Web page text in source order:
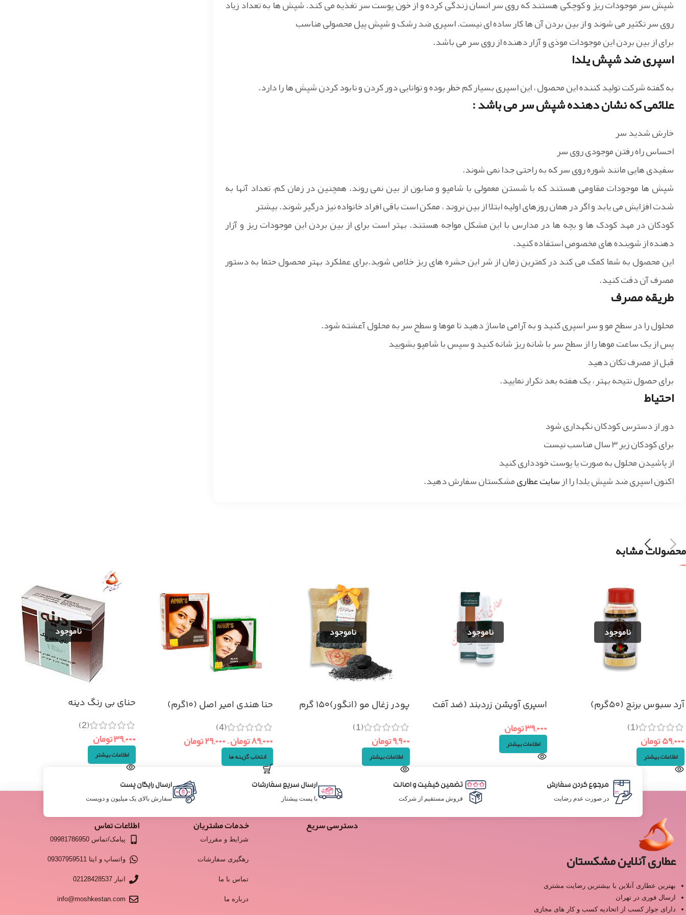
شپش سر موجودات ریز و کوچکی هستند که روی سر انسان زندگی کرده و از خون پوست سر تغذیه می کند. شپش ها به تعداد زیاد
روی سر تکثیر می شوند و از بین بردن آن ها کار ساده ای نیست. اسپری ضد رشک و شپش پیل محصولی مناسب
برای از بین بردن این موجودات موذی و آزار دهنده از روی سر می باشد.
اسپری ضد شپش یلدا
به گفته شرکت تولید کننده این محصول ، این اسپری بسیار کم خطر بوده و توانایی دور کردن و نابود کردن شپش ها را دارد.
علائمی که نشان دهنده شپش سر می باشد :
خارش شدید سر
احساس راه رفتن موجودی روی سر
سفیدی هایی مانند شوره روی سر که به راحتی جدا نمی شوند.
شپش ها موجودات مقاومی هستند که با شستن معمولی با شامپو و صابون از بین نمی روند. همچنین در زمان کم، تعداد آنها به
شدت افزایش می یابد و اگر در همان روزهای اولیه ابتلا از بین نروند ، ممکن است باقی افراد خانواده نیز درگیر شوند. بیشتر
کودکان در مهد کودک ها و بچه ها در مدارس با این مشکل مواجه هستند. بهتر است برای از بین بردن این موجودات ریز و آزار
دهنده از شوینده های مخصوص استفاده کنید.
این محصول به شما کمک می کند در کمترین زمان از شر این حشره های ریز خلاص شوید.برای عملکرد بهتر محصول حتما به دستور
مصرف آن دقت کنید.
طریقه مصرف
محلول را در سطح مو و سر اسپری کنید و به آرامی ماساژ دهید تا موها و سطح سر به محلول آعشته شود.
پس از یک ساعت موها را از سطح سر با شانه ریز شانه کنید و سپس با شامپو بشویید
قبل از مصرف تکان دهید
برای حصول نتیحه بهتر ، یک هفته بعد تکرار نمایید.
احتیاط
دور از دسترس کودکان نگهداری شود
برای کودکان زیر ۳ سال مناسب نیست
از پاشیدن محلول به صورت یا پوست خودداری کنید
اکنون اسپری ضد شپش یلدا را ازسایت عطاریمشکستان سفارش دهید.
محصولات مشابه
آرد سبوس برنج (۵۰گرم)
(1)
۵۹,۰۰۰تومان
اطلاعات بیشتر
اسپری آویشن زردبند (ضد آفت
۳۹,۰۰۰تومان
اطلاعات بیشتر
پودر زغال مو (انگور)۱۵۰ گرم
(1)
۹,۹۰۰تومان
اطلاعات بیشتر
حنا هندی امیر اصل (۱۰گرم)
(4)
۸۹,۰۰۰تومان–۲۹,۰۰۰تومان
انتخاب گزینه ها
حنای بی رنگ دینه
(2)
۳۹,۰۰۰تومان
اطلاعات بیشتر
مرجوع کردن سفارش
در صورت عدم رضایت
تضمین کیفیت و اصالت
فروش مستقیم از شرکت
ارسال سریع سفارشات
با پست پیشتاز
ارسال رایگان پست
سفارش بالای یک میلیون و دویست
عطاری آنلاین مشکستان
بهترین عطاری آنلاین با بیشترین رضایت مشتری
ارسال فوری در تهران
دارای جواز کسب از اتحادیه کسب و کار های مجازی
دسترسی سریع خدمات مشتریان
شرایط و مقررات
رهگیری سفارشات
تماس با ما
درباره ما
اطلاعات تماس
پیامک/تماس 09981786950
واتساپ و ایتا 09307959511
انبار 02128428537
info@moshkestan.com